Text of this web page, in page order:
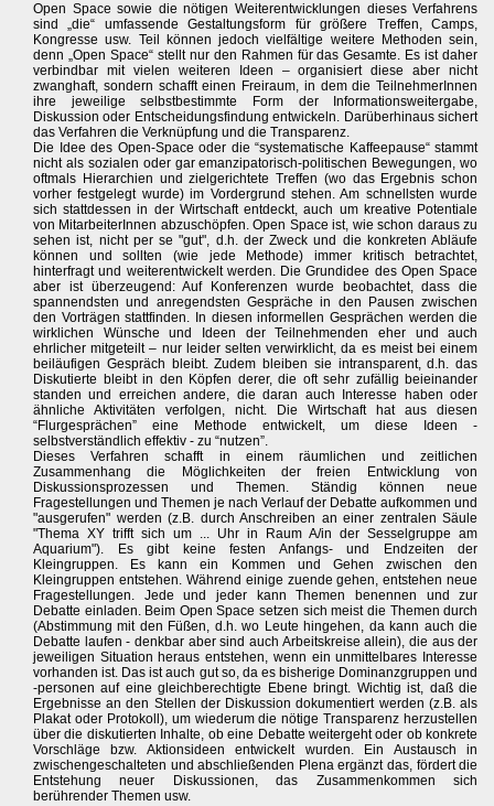
Open Space sowie die nötigen Weiterentwicklungen dieses Verfahrens
sind „die“ umfassende Gestaltungsform für größere Treffen, Camps,
Kongresse usw. Teil können jedoch vielfältige weitere Methoden sein,
denn „Open Space“ stellt nur den Rahmen für das Gesamte. Es ist daher
verbindbar mit vielen weiteren Ideen – organisiert diese aber nicht
zwanghaft, sondern schafft einen Freiraum, in dem die TeilnehmerInnen
ihre jeweilige selbstbestimmte Form der Informationsweitergabe,
Diskussion oder Entscheidungsfindung entwickeln. Darüberhinaus sichert
das Verfahren die Verknüpfung und die Transparenz.
Die Idee des Open-Space oder die “systematische Kaffeepause“ stammt
nicht als sozialen oder gar emanzipatorisch-politischen Bewegungen, wo
oftmals Hierarchien und zielgerichtete Treffen (wo das Ergebnis schon
vorher festgelegt wurde) im Vordergrund stehen. Am schnellsten wurde
sich stattdessen in der Wirtschaft entdeckt, auch um kreative Potentiale
von MitarbeiterInnen abzuschöpfen. Open Space ist, wie schon daraus zu
sehen ist, nicht per se "gut", d.h. der Zweck und die konkreten Abläufe
können und sollten (wie jede Methode) immer kritisch betrachtet,
hinterfragt und weiterentwickelt werden. Die Grundidee des Open Space
aber ist überzeugend: Auf Konferenzen wurde beobachtet, dass die
spannendsten und anregendsten Gespräche in den Pausen zwischen
den Vorträgen stattfinden. In diesen informellen Gesprächen werden die
wirklichen Wünsche und Ideen der Teilnehmenden eher und auch
ehrlicher mitgeteilt – nur leider selten verwirklicht, da es meist bei einem
beiläufigen Gespräch bleibt. Zudem bleiben sie intransparent, d.h. das
Diskutierte bleibt in den Köpfen derer, die oft sehr zufällig beieinander
standen und erreichen andere, die daran auch Interesse haben oder
ähnliche Aktivitäten verfolgen, nicht. Die Wirtschaft hat aus diesen
“Flurgesprächen” eine Methode entwickelt, um diese Ideen -
selbstverständlich effektiv - zu “nutzen”.
Dieses Verfahren schafft in einem räumlichen und zeitlichen
Zusammenhang die Möglichkeiten der freien Entwicklung von
Diskussionsprozessen und Themen. Ständig können neue
Fragestellungen und Themen je nach Verlauf der Debatte aufkommen und
"ausgerufen" werden (z.B. durch Anschreiben an einer zentralen Säule
"Thema XY trifft sich um ... Uhr in Raum A/in der Sesselgruppe am
Aquarium"). Es gibt keine festen Anfangs- und Endzeiten der
Kleingruppen. Es kann ein Kommen und Gehen zwischen den
Kleingruppen entstehen. Während einige zuende gehen, entstehen neue
Fragestellungen. Jede und jeder kann Themen benennen und zur
Debatte einladen. Beim Open Space setzen sich meist die Themen durch
(Abstimmung mit den Füßen, d.h. wo Leute hingehen, da kann auch die
Debatte laufen - denkbar aber sind auch Arbeitskreise allein), die aus der
jeweiligen Situation heraus entstehen, wenn ein unmittelbares Interesse
vorhanden ist. Das ist auch gut so, da es bisherige Dominanzgruppen und
-personen auf eine gleichberechtigte Ebene bringt. Wichtig ist, daß die
Ergebnisse an den Stellen der Diskussion dokumentiert werden (z.B. als
Plakat oder Protokoll), um wiederum die nötige Transparenz herzustellen
über die diskutierten Inhalte, ob eine Debatte weitergeht oder ob konkrete
Vorschläge bzw. Aktionsideen entwickelt wurden. Ein Austausch in
zwischengeschalteten und abschließenden Plena ergänzt das, fördert die
Entstehung neuer Diskussionen, das Zusammenkommen sich
berührender Themen usw.